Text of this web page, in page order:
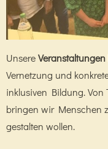
UnsereVeranstaltungen
Vernetzung und
inklusiven Bildung.
bringen wir Menschen
gestalten wollen.